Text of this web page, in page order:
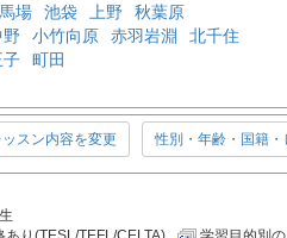
場 池袋 上野
秋葉原
野 小竹向原 赤羽岩淵
北千住
子
町田
ッスン内容を変更 性別・年齢・国籍